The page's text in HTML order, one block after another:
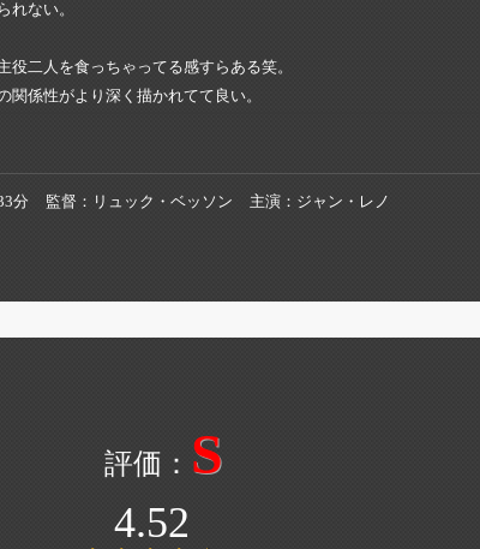
れない。
二人を食っちゃってる感すらある笑。
係性がより深く描かれてて良い。
分 監督 リュック・ベッソン 主演 ジャン・レノ
S
4.52